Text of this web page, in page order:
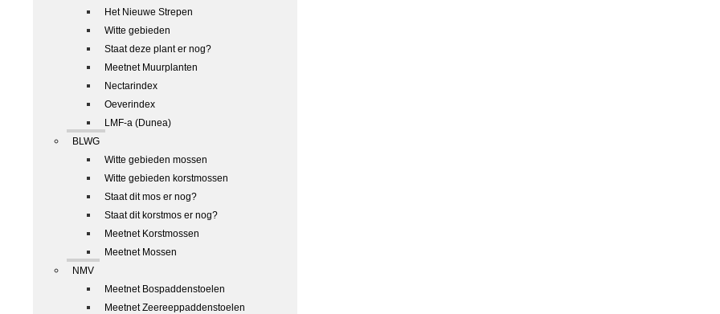
Het Nieuwe Strepen
Witte gebieden
Staat deze plant er nog?
Meetnet Muurplanten
Nectarindex
Oeverindex
LMF-a (Dunea)
BLWG
Witte gebieden mossen
Witte gebieden korstmossen
Staat dit mos er nog?
Staat dit korstmos er nog?
Meetnet Korstmossen
Meetnet Mossen
NMV
Meetnet Bospaddenstoelen
Meetnet Zeereeppaddenstoelen